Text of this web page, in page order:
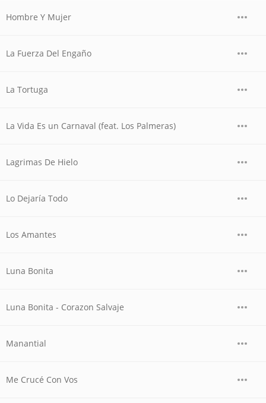
Hombre Y Mujer
La Fuerza Del Engaño
La Tortuga
La Vida Es un Carnaval (feat. Los Palmeras)
Lagrimas De Hielo
Lo Dejaría Todo
Los Amantes
Luna Bonita
Luna Bonita - Corazon Salvaje
Manantial
Me Crucé Con Vos